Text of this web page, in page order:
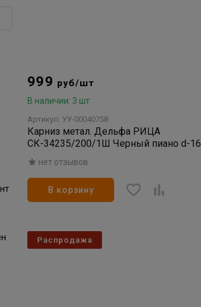
999 руб/шт
В наличии: 3 шт
Артикул: УУ-00040758
Карниз метал. Дельфа РИЦА
СК-34235/200/1Ш Черный пиано d-16
нет отзывов
В корзину
Распродажа